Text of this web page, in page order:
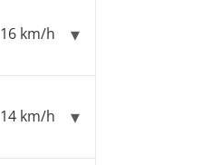
16 km/h
14 km/h